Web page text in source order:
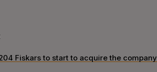
Fiskars to start to acquire the